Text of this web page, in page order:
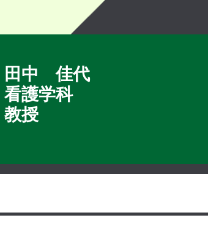
田中 佳代
看護学科
教授